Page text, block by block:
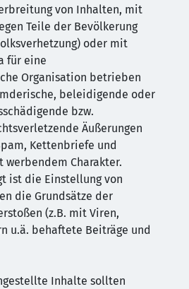
von Inhalten, mit
Teile der Bevölkerung
oder mit
für eine
Organisation betrieben
beleidigende oder
bzw.
Äußerungen
Kettenbriefe und
Charakter.
ist die Einstellung von
die Grundsätze der
(z.B. mit Viren,
u.ä. behaftete Beiträge und
Inhalte sollten